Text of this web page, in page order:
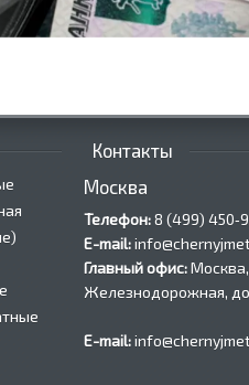
Контакты
Москва
Телефон:8 (499)
E-mail:
Главный офис:
Железнодорожная,
E-mail: